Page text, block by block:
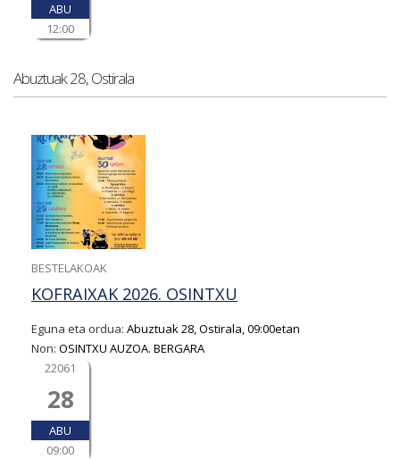
ABU
12:00
Abuztuak 28, Ostirala
BESTELAKOAK
KOFRAIXAK 2026. OSINTXU
Eguna eta ordua: Abuztuak 28, Ostirala, 09:00etan
Non: OSINTXU AUZOA. BERGARA
22061
28
ABU
09:00